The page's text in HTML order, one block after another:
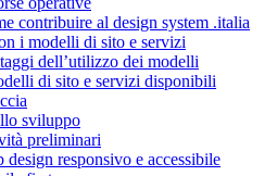
contribuire al design system .italia
i modelli di sito e servizi
dell’utilizzo dei modelli
di sito e servizi disponibili
sviluppo
preliminari
design responsivo e accessibile